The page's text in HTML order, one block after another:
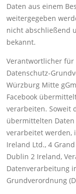
Daten aus einem
weitergegeben
nicht abschließend
bekannt.
Verantwortlicher
Datenschutz-
Würzburg Mitte
Facebook
verarbeiten. Soweit
übermittelten Daten
verarbeitet werden,
Ireland Ltd., 4
Dublin 2 Ireland,
Datenverarbeitung
Grundverordnung